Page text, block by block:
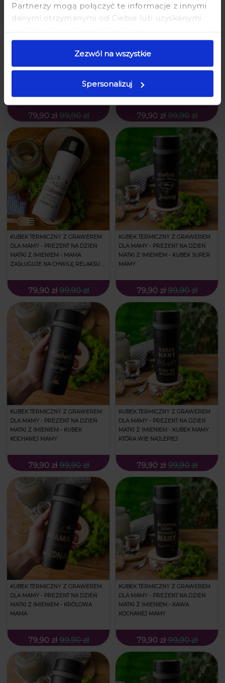
Partnerzy mogą połączyć te informacje z innymi
danymi otrzymanymi od Ciebie lub uzyskanymi
Zezwól na wszystkie
Spersonalizuj
DLA MAMY - PREZENT NA DZIEŃ
MATKI Z IMIENIEM - MOJA MAMA TO
SUPERBOHATERKA - ZAMYKANY
79,90 zł 99,90 zł
DLA MAMY - PREZENT NA DZIEŃ
MATKI Z IMIENIEM - NAPÓJ SUPER
MOCY MAMY - ZAMYKANY
79,90 zł 99,90 zł
KUBEK TERMICZNY Z GRAWEREM
DLA MAMY - PREZENT NA DZIEŃ
MATKI Z IMIENIEM - MAMA
ZASŁUGUJE NA CHWILĘ RELAKSU -
79,90 zł 99,90 zł
KUBEK TERMICZNY Z GRAWEREM
DLA MAMY - PREZENT NA DZIEŃ
MATKI Z IMIENIEM - KUBEK SUPER
MAMY
79,90 zł 99,90 zł
KUBEK TERMICZNY Z GRAWEREM
DLA MAMY - PREZENT NA DZIEŃ
MATKI Z IMIENIEM - KUBEK
KOCHANEJ MAMY
79,90 zł 99,90 zł
KUBEK TERMICZNY Z GRAWEREM
DLA MAMY - PREZENT NA DZIEŃ
MATKI Z IMIENIEM - KUBEK MAMY
KTÓRA WIE NAJLEPIEJ
79,90 zł 99,90 zł
KUBEK TERMICZNY Z GRAWEREM
DLA MAMY - PREZENT NA DZIEŃ
MATKI Z IMIENIEM - KRÓLOWA
MAMA
79,90 zł 99,90 zł
KUBEK TERMICZNY Z GRAWEREM
DLA MAMY - PREZENT NA DZIEŃ
MATKI Z IMIENIEM - KAWA
KOCHANEJ MAMY
79,90 zł 99,90 zł